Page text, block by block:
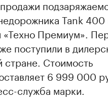
Tank 400
«Техно Премиум».
поступили в
стране. Стоимость
6 999 000
служба марки.